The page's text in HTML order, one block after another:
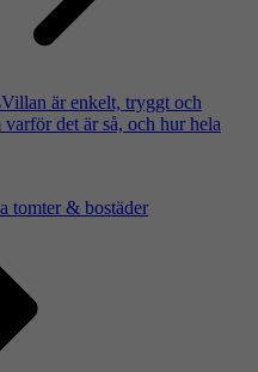
är enkelt, tryggt och
det är så, och hur hela
tomter & bostäder